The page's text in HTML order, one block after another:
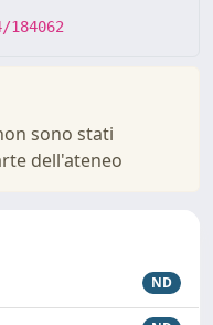
sono stati
dell'ateneo
ND